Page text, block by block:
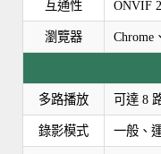
互通性 ONVIF
瀏覽器 Chrome
多路播放 可達 8
錄影模式 一般、